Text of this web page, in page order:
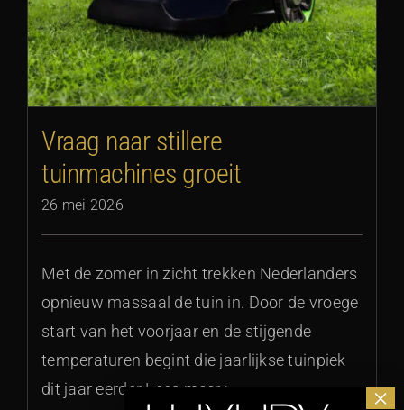
Vraag naar stillere
tuinmachines groeit
26 mei 2026
Met de zomer in zicht trekken Nederlanders
opnieuw massaal de tuin in. Door de vroege
start van het voorjaar en de stijgende
temperaturen begint die jaarlijkse tuinpiek
dit jaar eerder Lees meer >